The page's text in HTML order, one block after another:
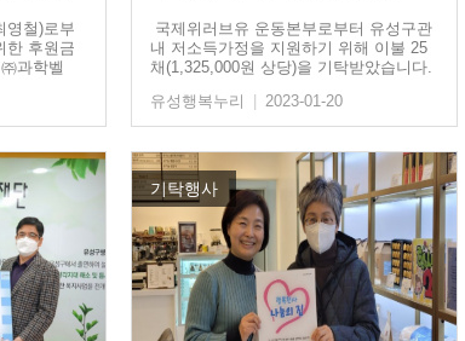
영철)로부
한 후원금
과학벨
국제위러브유 운동본부로부터 유성구관
내 저소득가정을 지원하기 위해 이불 25
채(1,325,000원 상당)을 기탁받았습니다.
유성행복누리
2023-01-20
기탁행사